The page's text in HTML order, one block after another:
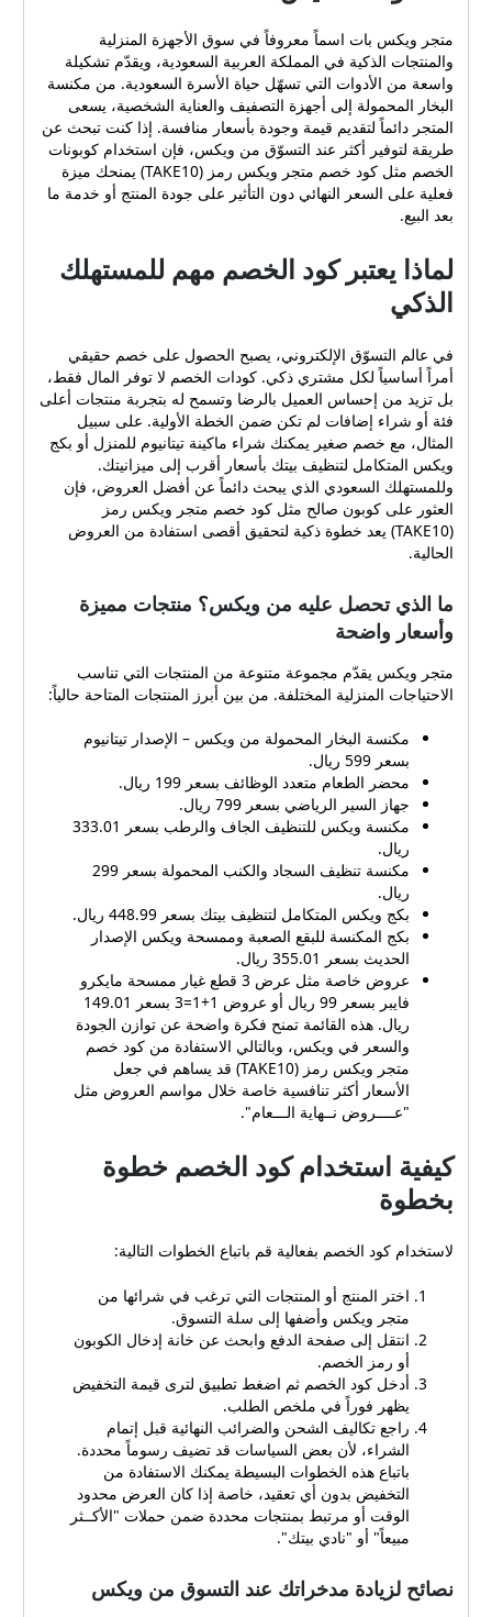
متجر ويكس بات اسماً معروفاً في سوق الأجهزة المنزلية
والمنتجات الذكية في المملكة العربية السعودية، ويقدّم تشكيلة
واسعة من الأدوات التي تسهّل حياة الأسرة السعودية. من مكنسة
البخار المحمولة إلى أجهزة التصفيف والعناية الشخصية، يسعى
المتجر دائماً لتقديم قيمة وجودة بأسعار منافسة. إذا كنت تبحث عن
طريقة لتوفير أكثر عند التسوّق من ويكس، فإن استخدام كوبونات
الخصم مثل كود خصم متجر ويكس رمز (TAKE10) يمنحك ميزة
فعلية على السعر النهائي دون التأثير على جودة المنتج أو خدمة ما
بعد البيع.
لماذا يعتبر كود الخصم مهم للمستهلك
الذكي
في عالم التسوّق الإلكتروني، يصبح الحصول على خصم حقيقي
أمراً أساسياً لكل مشتري ذكي. كودات الخصم لا توفر المال فقط،
بل تزيد من إحساس العميل بالرضا وتسمح له بتجربة منتجات أعلى
فئة أو شراء إضافات لم تكن ضمن الخطة الأولية. على سبيل
المثال، مع خصم صغير يمكنك شراء ماكينة تيتانيوم للمنزل أو بكج
ويكس المتكامل لتنظيف بيتك بأسعار أقرب إلى ميزانيتك.
وللمستهلك السعودي الذي يبحث دائماً عن أفضل العروض، فإن
العثور على كوبون صالح مثل كود خصم متجر ويكس رمز
(TAKE10) يعد خطوة ذكية لتحقيق أقصى استفادة من العروض
الحالية.
ما الذي تحصل عليه من ويكس؟ منتجات مميزة
وأسعار واضحة
متجر ويكس يقدّم مجموعة متنوعة من المنتجات التي تناسب
الاحتياجات المنزلية المختلفة. من بين أبرز المنتجات المتاحة حالياً:
مكنسة البخار المحمولة من ويكس – الإصدار تيتانيوم
بسعر 599 ريال.
محضر الطعام متعدد الوظائف بسعر 199 ريال.
جهاز السير الرياضي بسعر 799 ريال.
مكنسة ويكس للتنظيف الجاف والرطب بسعر 333.01
ريال.
مكنسة تنظيف السجاد والكنب المحمولة بسعر 299
ريال.
بكج ويكس المتكامل لتنظيف بيتك بسعر 448.99 ريال.
بكج المكنسة للبقع الصعبة وممسحة ويكس الإصدار
الحديث بسعر 355.01 ريال.
عروض خاصة مثل عرض 3 قطع غيار ممسحة مايكرو
فايبر بسعر 99 ريال أو عروض 1+1=3 بسعر 149.01
ريال. هذه القائمة تمنح فكرة واضحة عن توازن الجودة
والسعر في ويكس، وبالتالي الاستفادة من كود خصم
متجر ويكس رمز (TAKE10) قد يساهم في جعل
الأسعار أكثر تنافسية خاصة خلال مواسم العروض مثل
"عــــروض نــهاية الـــعام".
كيفية استخدام كود الخصم خطوة
بخطوة
لاستخدام كود الخصم بفعالية قم باتباع الخطوات التالية:
اختر المنتج أو المنتجات التي ترغب في شرائها من
متجر ويكس وأضفها إلى سلة التسوق.
انتقل إلى صفحة الدفع وابحث عن خانة إدخال الكوبون
أو رمز الخصم.
أدخل كود الخصم ثم اضغط تطبيق لترى قيمة التخفيض
يظهر فوراً في ملخص الطلب.
راجع تكاليف الشحن والضرائب النهائية قبل إتمام
الشراء، لأن بعض السياسات قد تضيف رسوماً محددة.
باتباع هذه الخطوات البسيطة يمكنك الاستفادة من
التخفيض بدون أي تعقيد، خاصة إذا كان العرض محدود
الوقت أو مرتبط بمنتجات محددة ضمن حملات "الأكــثر
مبيعاً" أو "نادي بيتك".
نصائح لزيادة مدخراتك عند التسوق من ويكس